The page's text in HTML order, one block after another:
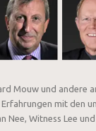
Mouw und andere
mit den
Nee, Witness Lee